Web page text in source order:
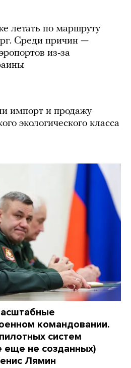
летать по маршруту
Среди причин —
из-за
импорт и продажу
экологического класса
командовании.
систем
еще не созданных)
Лямин